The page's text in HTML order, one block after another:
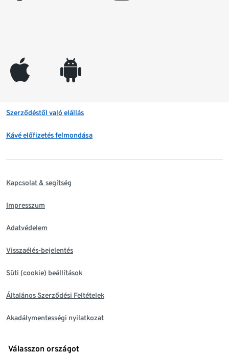
appleinc android
Szerződéstől való elállás
Kávé előfizetés felmondása
Kapcsolat & segítség
Impresszum
Adatvédelem
Visszaélés-bejelentés
Süti (cookie) beállítások
Általános Szerződési Feltételek
Akadálymentességi nyilatkozat
Válasszon országot